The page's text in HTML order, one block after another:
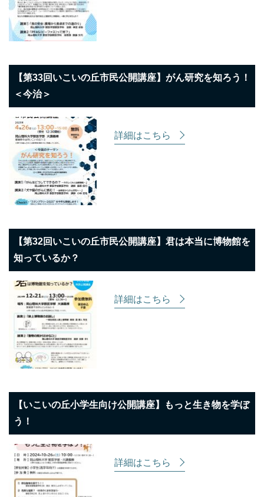
【第33回いこいの丘市民公開講座】がん研究を知ろう！
＜今治＞
詳細はこちら
【第32回いこいの丘市民公開講座】君は本当に博物館を
知っているか？
詳細はこちら
【いこいの丘小学生向け公開講座】もっと生き物を学ぼ
う！
詳細はこちら